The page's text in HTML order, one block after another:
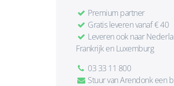
Premium partner
Gratis leveren vanaf € 40
Leveren ook naar
Frankrijk en Luxemburg
03 33 11 800
Stuur van Arendonk een